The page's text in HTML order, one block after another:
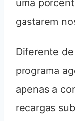
uma
gastarem
Diferente
programa
apenas a
recargas